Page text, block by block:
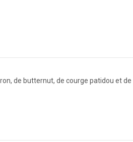
de butternut, de courge patidou et de